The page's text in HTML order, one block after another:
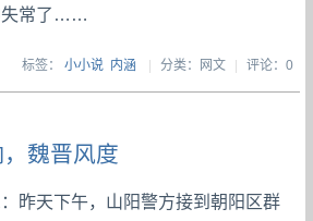
失常了……
标签： 小小说 内涵 | 分类：网文| 评论：0
魏晋风度
昨天下午，山阳警方接到朝阳区群